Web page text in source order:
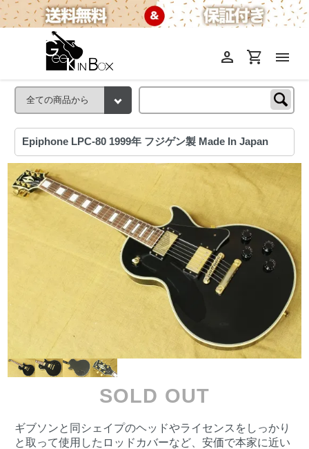
menu
shopping_cart
person
Epiphone LPC-80 1999年 フジゲン製 Made In Japan
SOLD OUT
ギブソンと同シェイプのヘッドやライセンスをしっかり
と取って使用したロッドカバーなど、安価で本家に近い